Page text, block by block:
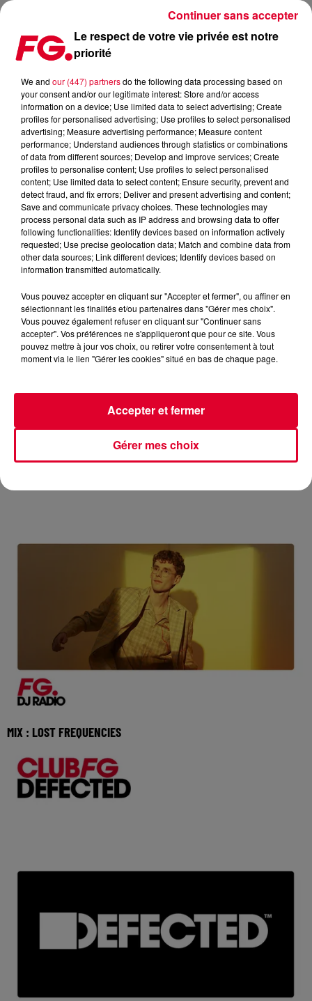
PODCASTS LES + RECENTS
MIX : MR BELT & WEZOL
Réécoutez Club FG avec Mr Belt &amp;amp; Wezol du lundi
MIX : LOST FREQUENCIES
2026 🎧 Ecoutez la radio FG DANCE sur www
Le respect de votre vie privée est notre
priorité
We and our (447) partnersdo the following data processing based on
your consent and/or our legitimate interest: Store and/or access
information on a device; Use limited data to select advertising; Create
profiles for personalised advertising; Use profiles to select personalised
advertising; Measure advertising performance; Measure content
performance; Understand audiences through statistics or combinations
of data from different sources; Develop and improve services; Create
profiles to personalise content; Use profiles to select personalised
content; Use limited data to select content; Ensure security, prevent and
detect fraud, and fix errors; Deliver and present advertising and content;
Save and communicate privacy choices. These technologies may
process personal data such as IP address and browsing data to offer
following functionalities: Identify devices based on information actively
requested; Use precise geolocation data; Match and combine data from
other data sources; Link different devices; Identify devices based on
information transmitted automatically.
Vous pouvez accepter en cliquant sur "Accepter et fermer", ou affiner en
sélectionnant les finalités et/ou partenaires dans "Gérer mes choix".
Vous pouvez également refuser en cliquant sur "Continuer sans
accepter". Vos préférences ne s'appliqueront que pour ce site. Vous
pouvez mettre à jour vos choix, ou retirer votre consentement à tout
moment via le lien "Gérer les cookies" situé en bas de chaque page.
Gérer mes choix
Accepter et fermer
Continuer sans accepter